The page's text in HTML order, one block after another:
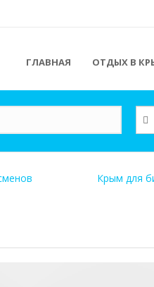
ГЛАВНАЯ ОТДЫХ В
Крым для